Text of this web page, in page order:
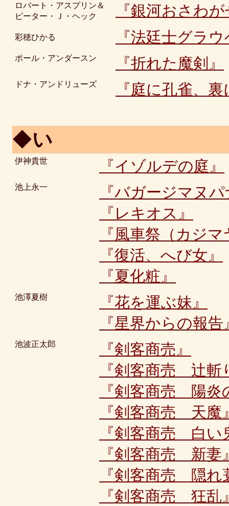
ロバート・アスプリン＆
ピーター・Ｊ・ヘック
『銀河おさわ
彩穂ひかる 『法廷士グラ
ポール・アンダースン 『折れた魔剣』
ドナ・アンドリューズ 『庭に孔雀、
◆い
伊神貴世 『イゾルデの庭』
池上永一
『バガージマヌ
『レキオス』
『風車祭（カジ
『復活、へび女』
『夏化粧』
池澤夏樹
『花を運ぶ妹』
『星界からの報告
池波正太郎
『剣客商売』
『剣客商売 辻斬
『剣客商売 陽炎
『剣客商売 天魔
『剣客商売 白い
『剣客商売 新妻
『剣客商売 隠れ
『剣客商売 狂乱